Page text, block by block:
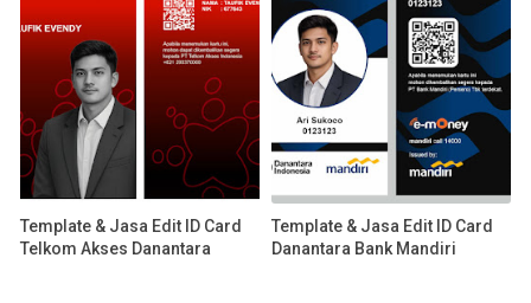
Template & Jasa Edit ID Card
Telkom Akses Danantara
Template & Jasa Edit ID Card
Danantara Bank Mandiri